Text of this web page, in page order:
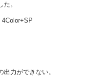
。
力ができない。